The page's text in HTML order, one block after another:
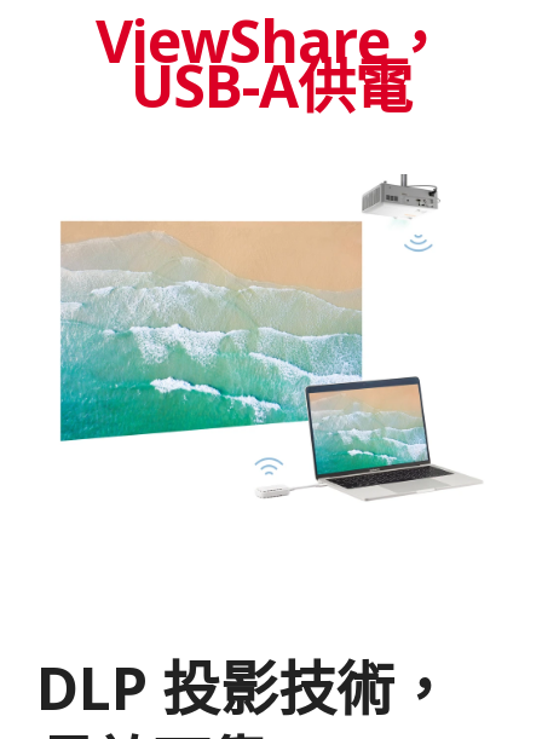
ViewShare，
USB-A供電
DLP 投影技術，